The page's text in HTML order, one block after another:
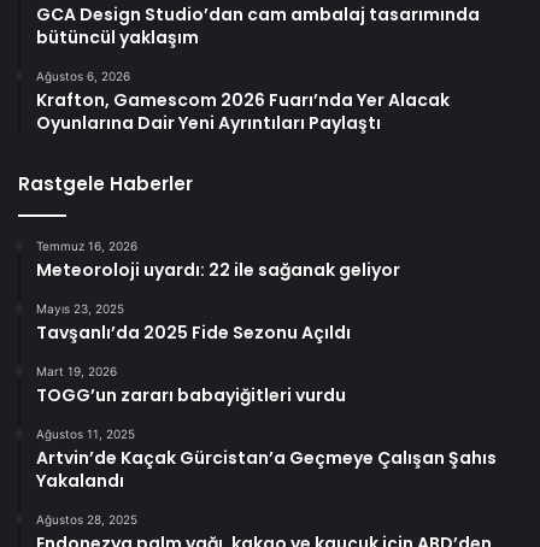
GCA Design Studio’dan cam ambalaj tasarımında
bütüncül yaklaşım
Ağustos 6, 2026
Krafton, Gamescom 2026 Fuarı’nda Yer Alacak
Oyunlarına Dair Yeni Ayrıntıları Paylaştı
Rastgele Haberler
Temmuz 16, 2026
Meteoroloji uyardı: 22 ile sağanak geliyor
Mayıs 23, 2025
Tavşanlı’da 2025 Fide Sezonu Açıldı
Mart 19, 2026
TOGG’un zararı babayiğitleri vurdu
Ağustos 11, 2025
Artvin’de Kaçak Gürcistan’a Geçmeye Çalışan Şahıs
Yakalandı
Ağustos 28, 2025